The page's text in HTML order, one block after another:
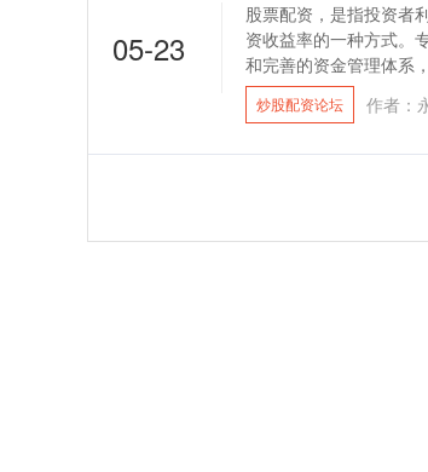
05-23
股票配资，是指投资者
资收益率的一种方式。
和完善的资金管理体系
炒股配资论坛 作者：